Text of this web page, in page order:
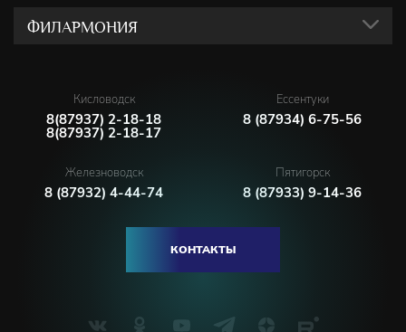
ФИЛАРМОНИЯ
Кисловодск
8(87937) 2-18-18
8(87937) 2-18-17
Ессентуки
8 (87934) 6-75-56
Железноводск
8 (87932) 4-44-74
Пятигорск
8 (87933) 9-14-36
КОНТАКТЫ